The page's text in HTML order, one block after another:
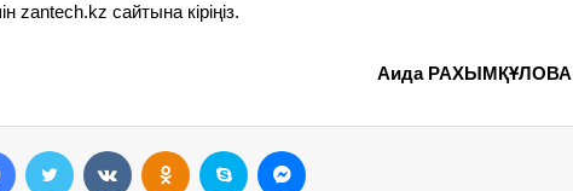
zantech.kz сайтына кіріңіз.
Аида РАХЫМҚҰЛОВА